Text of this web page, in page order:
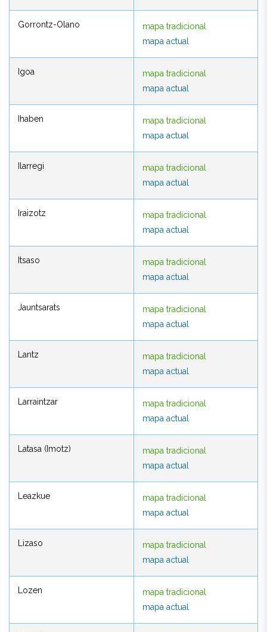
Gorrontz-Olano
mapa tradicional
mapa actual
Igoa
mapa tradicional
mapa actual
Ihaben
mapa tradicional
mapa actual
Ilarregi
mapa tradicional
mapa actual
Iraizotz
mapa tradicional
mapa actual
Itsaso
mapa tradicional
mapa actual
Jauntsarats
mapa tradicional
mapa actual
Lantz
mapa tradicional
mapa actual
Larraintzar
mapa tradicional
mapa actual
Latasa (Imotz)
mapa tradicional
mapa actual
Leazkue
mapa tradicional
mapa actual
Lizaso
mapa tradicional
mapa actual
Lozen
mapa tradicional
mapa actual
mapa actual
mapa actual
mapa actual
mapa actual
mapa actual
mapa actual
mapa actual
mapa actual
mapa actual
mapa actual
mapa actual
mapa actual
mapa actual